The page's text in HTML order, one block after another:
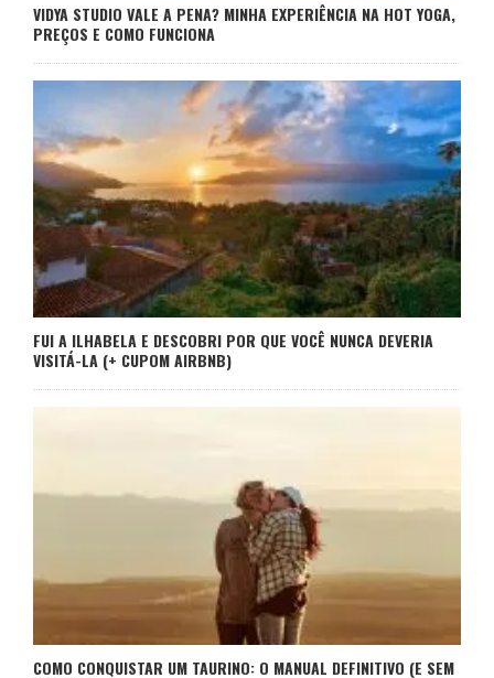
VIDYA STUDIO VALE A PENA? MINHA EXPERIÊNCIA NA HOT YOGA,
PREÇOS E COMO FUNCIONA
FUI A ILHABELA E DESCOBRI POR QUE VOCÊ NUNCA DEVERIA
VISITÁ-LA (+ CUPOM AIRBNB)
COMO CONQUISTAR UM TAURINO: O MANUAL DEFINITIVO (E SEM